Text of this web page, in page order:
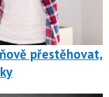
přestěhovat,